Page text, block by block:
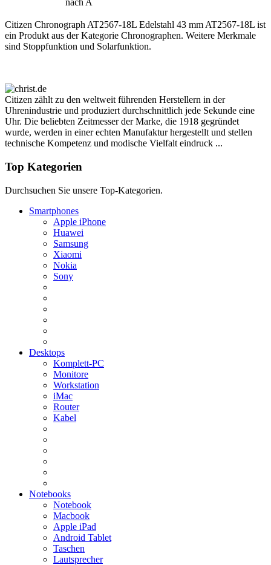
nach A
Citizen Chronograph AT2567-18L Edelstahl 43 mm AT2567-18L ist
ein Produkt aus der Kategorie Chronographen. Weitere Merkmale
sind Stoppfunktion und Solarfunktion.
Citizen zählt zu den weltweit führenden Herstellern in der
Uhrenindustrie und produziert durchschnittlich jede Sekunde eine
Uhr. Die beliebten Zeitmesser der Marke, die 1918 gegründet
wurde, werden in einer echten Manufaktur hergestellt und stellen
technische Kompetenz und modische Vielfalt eindruck ...
Top Kategorien
Durchsuchen Sie unsere Top-Kategorien.
Smartphones
Apple iPhone
Huawei
Samsung
Xiaomi
Nokia
Sony
Desktops
Komplett-PC
Monitore
Workstation
iMac
Router
Kabel
Notebooks
Notebook
Macbook
Apple iPad
Android Tablet
Taschen
Lautsprecher